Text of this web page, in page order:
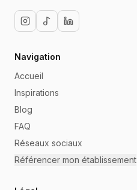
Navigation
Accueil
Inspirations
Blog
FAQ
Réseaux sociaux
Référencer mon établissement